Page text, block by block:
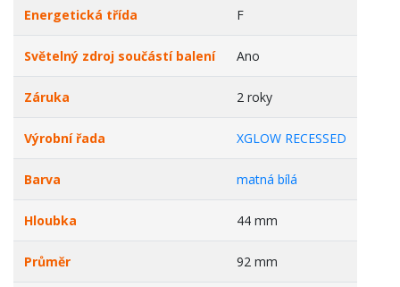
Energetická třída F
Světelný zdroj součástí balení Ano
Záruka 2 roky
Výrobní řada XGLOW RECESSED
Barva matná bílá
Hloubka 44 mm
Průměr 92 mm